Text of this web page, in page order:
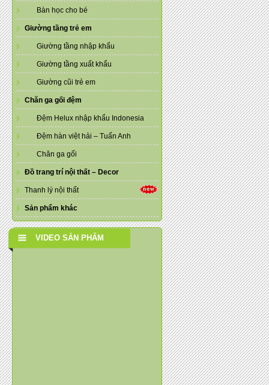
Bàn học cho bé
Giường tầng trẻ em
Giường tầng nhập khẩu
Giường tầng xuất khẩu
Giường cũi trẻ em
Chăn ga gối đệm
Đệm Helux nhập khẩu Indonesia
Đệm hàn việt hải – Tuấn Anh
Chăn ga gối
Đồ trang trí nội thất – Decor
Thanh lý nội thất
Sản phẩm khác
VIDEO SẢN PHẨM